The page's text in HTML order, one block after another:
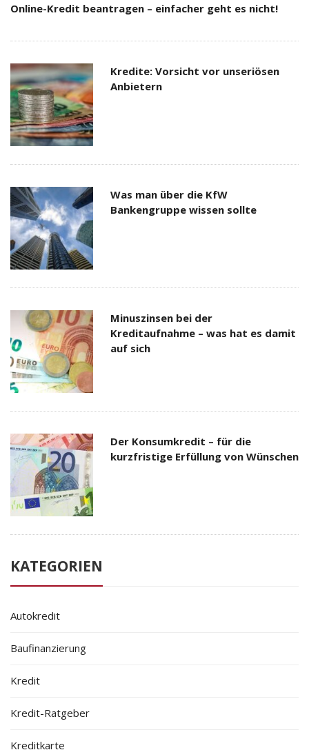
Online-Kredit beantragen – einfacher geht es nicht!
Kredite: Vorsicht vor unseriösen
Anbietern
Was man über die KfW
Bankengruppe wissen sollte
Minuszinsen bei der
Kreditaufnahme – was hat es damit
auf sich
Der Konsumkredit – für die
kurzfristige Erfüllung von Wünschen
KATEGORIEN
Autokredit
Baufinanzierung
Kredit
Kredit-Ratgeber
Kreditkarte